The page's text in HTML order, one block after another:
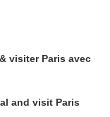
visiter Paris avec
and visit Paris